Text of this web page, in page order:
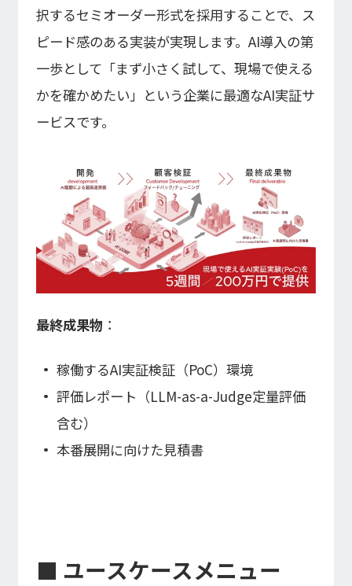
その他IR情報
IRカレンダー
FAQ
ディスクロージャーポリシー
免責事項
IR情報お問合せ
電子公告
電子公告
択するセミオーダー形式を採用することで、ス
ピード感のある実装が実現します。AI導入の第
一歩として「まず小さく試して、現場で使える
かを確かめたい」という企業に最適なAI実証サ
ービスです。
最終成果物 ：
稼働するAI実証検証（PoC）環境
評価レポート（LLM-as-a-Judge定量評価
含む）
本番展開に向けた見積書
■ ユースケースメニュー